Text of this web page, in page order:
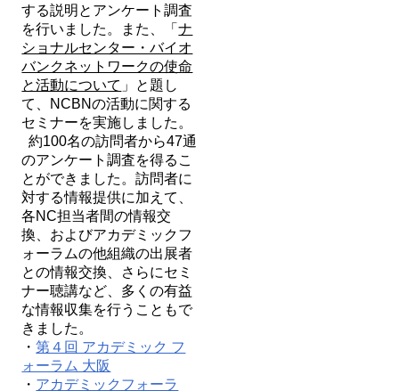
する説明とアンケート調査
を行いました。また、「ナ
ショナルセンター・バイオ
バンクネットワークの使命
と活動について 」と題し
て、NCBNの活動に関する
セミナーを実施しました。
約100名の訪問者から47通
のアンケート調査を得るこ
とができました。訪問者に
対する情報提供に加えて、
各NC担当者間の情報交
換、およびアカデミックフ
ォーラムの他組織の出展者
との情報交換、さらにセミ
ナー聴講など、多くの有益
な情報収集を行うこともで
きました。
・第４回 アカデミック フ
ォーラム 大阪
・ アカデミックフォーラ